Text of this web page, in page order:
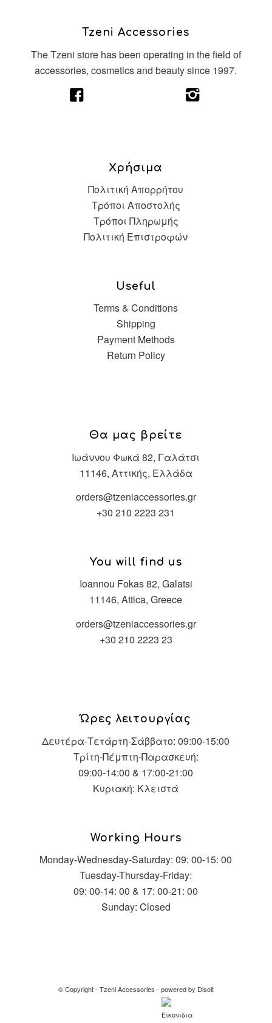
Tzeni Accessories
The Tzeni store has been operating in the field of
accessories, cosmetics and beauty since 1997.
Χρήσιμα
Πολιτική Απορρήτου
Τρόποι Αποστολής
Τρόποι Πληρωμής
Πολιτική Επιστροφών
Useful
Terms & Conditions
Shipping
Payment Methods
Return Policy
Θα μας βρείτε
Ιωάννου Φωκά 82, Γαλάτσι
11146, Αττικής, Ελλάδα
orders@tzeniaccessories.gr
+30 210 2223 231
You will find us
Ioannou Fokas 82, Galatsi
11146, Attica, Greece
orders@tzeniaccessories.gr
+30 210 2223 23
Ώρες λειτουργίας
Δευτέρα-Τετάρτη-Σάββατο: 09:00-15:00
Τρίτη-Πέμπτη-Παρασκευή:
09:00-14:00 & 17:00-21:00
Κυριακή: Κλειστά
Working Hours
Monday-Wednesday-Saturday: 09: 00-15: 00
Tuesday-Thursday-Friday:
09: 00-14: 00 & 17: 00-21: 00
Sunday: Closed
© Copyright - Tzeni Accessories - powered by Disolt